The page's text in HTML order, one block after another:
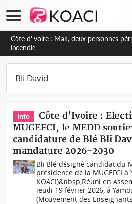
Côte d'Ivoire : Man, deux personnes
incendie
Info
Côte d'Ivoire :
MUGEFCI, le MEDD
candidature de Blé Bli
mandature 2026-2030
Bli Blé désigné candidat du
présidence de la MUGEFCI à
KOACI)&nbsp;Réuni en
jeudi 19 février 2026, à
(Mouvement des